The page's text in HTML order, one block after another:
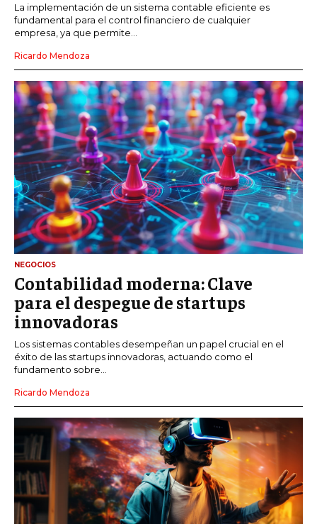
La implementación de un sistema contable eficiente es
fundamental para el control financiero de cualquier
empresa, ya que permite...
Ricardo Mendoza
NEGOCIOS
Contabilidad moderna: Clave
para el despegue de startups
innovadoras
Los sistemas contables desempeñan un papel crucial en el
éxito de las startups innovadoras, actuando como el
fundamento sobre...
Ricardo Mendoza